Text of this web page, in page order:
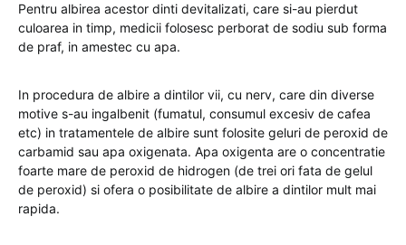
Pentru albirea acestor dinti devitalizati, care si-au pierdut
culoarea in timp, medicii folosesc perborat de sodiu sub forma
de praf, in amestec cu apa.
In procedura de albire a dintilor vii, cu nerv, care din diverse
motive s-au ingalbenit (fumatul, consumul excesiv de cafea
etc) in tratamentele de albire sunt folosite geluri de peroxid de
carbamid sau apa oxigenata. Apa oxigenta are o concentratie
foarte mare de peroxid de hidrogen (de trei ori fata de gelul
de peroxid) si ofera o posibilitate de albire a dintilor mult mai
rapida.